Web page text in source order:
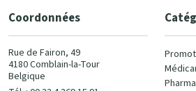
Coordonnées
Rue de Fairon, 49
4180 Comblain-la-Tour
Belgique